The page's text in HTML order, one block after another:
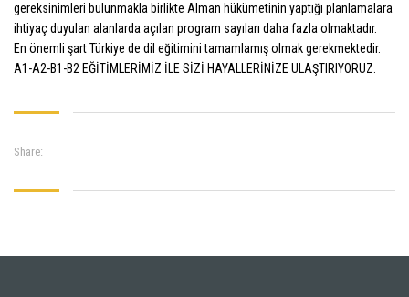
gereksinimleri bulunmakla birlikte Alman hükümetinin yaptığı planlamalara
ihtiyaç duyulan alanlarda açılan program sayıları daha fazla olmaktadır.
En önemli şart Türkiye de dil eğitimini tamamlamış olmak gerekmektedir.
A1-A2-B1-B2 EĞİTİMLERİMİZ İLE SİZİ HAYALLERİNİZE ULAŞTIRIYORUZ.
Share: